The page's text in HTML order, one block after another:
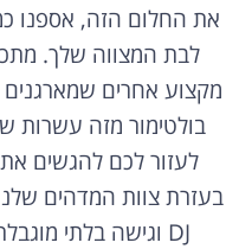
את החלום הזה, אספנו
לבת המצווה שלך.
מקצוע אחרים
בולטימור מזה עשרות
לעזור לכם להגשים
בעזרת צוות המדהים
DJ וגישה בלתי מוגבלת לכישרון הטוב ביותר בענף.